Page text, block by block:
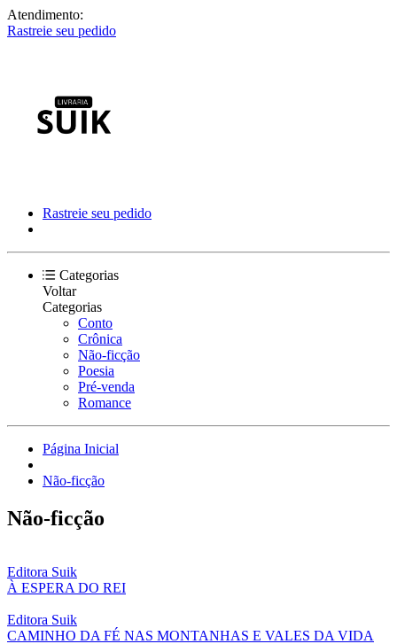
Atendimento:
Rastreie seu pedido
Rastreie seu pedido
Categorias
Voltar
Categorias
Conto
Crônica
Não-ficção
Poesia
Pré-venda
Romance
Página Inicial
Não-ficção
Não-ficção
Editora Suik
À ESPERA DO REI
Editora Suik
CAMINHO DA FÉ NAS MONTANHAS E VALES DA VIDA